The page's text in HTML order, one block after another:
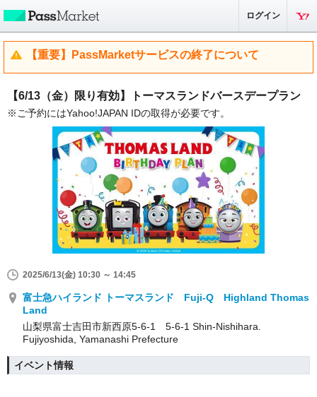
ログイン
【重要】PassMarketサービスの終了について
【6/13（金）限り有効】トーマスランドバースデープラン
※ご予約にはYahoo!JAPAN IDの取得が必要です。
2025/6/13(金) 10:30 ～ 14:45
富士急ハイランド トーマスランド Fuji-Q Highland Thomas
Land
山梨県富士吉田市新西原5-6-1 5-6-1 Shin-Nishihara.
Fujiyoshida, Yamanashi Prefecture
イベント情報